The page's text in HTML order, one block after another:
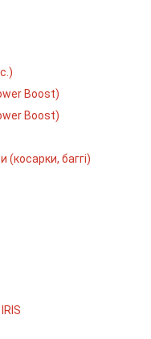
Boost)
Boost)
(косарки, баггі)